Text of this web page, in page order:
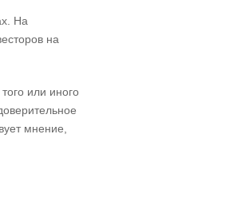
На
на
или иного
мнение,